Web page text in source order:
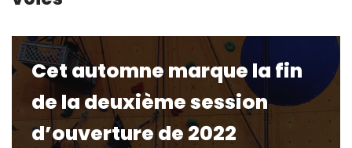
Cet automne marque la fin
de la deuxième session
d’ouverture de 2022